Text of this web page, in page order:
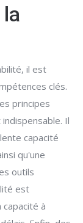
il est
clés.
principes
Il
capacité
qu'une
outils
est
à